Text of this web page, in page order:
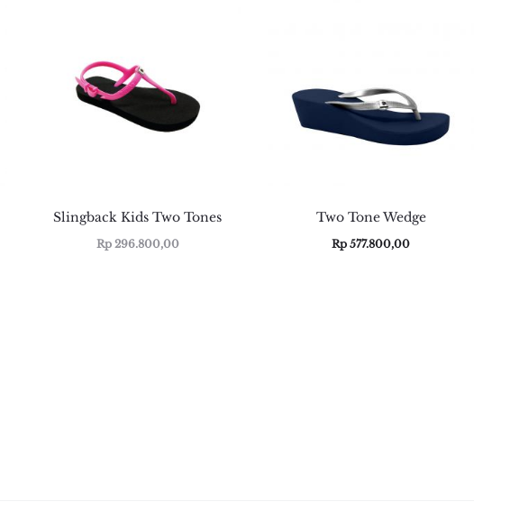
Slingback Kids Two Tones
Rp296.800,00
Two Tone Wedge
Rp 577.800,00